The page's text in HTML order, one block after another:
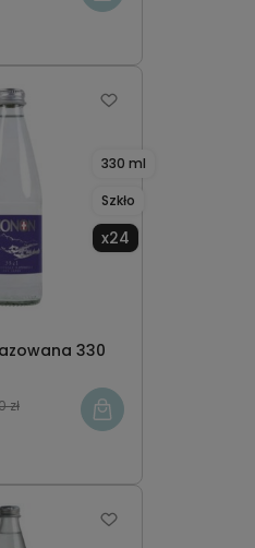
330
330 ml
Szkło
x24
zł